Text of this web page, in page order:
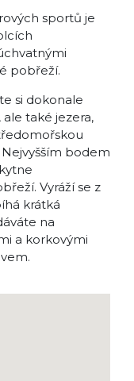
sportů je
pobřeží.
si dokonale
také jezera,
bodem
Vyráží se z
krátká
na
a korkovými